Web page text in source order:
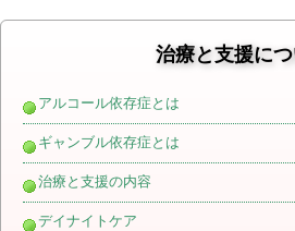
治療と支援に
アルコール依存症とは
ギャンブル依存症とは
治療と支援の内容
デイナイトケア